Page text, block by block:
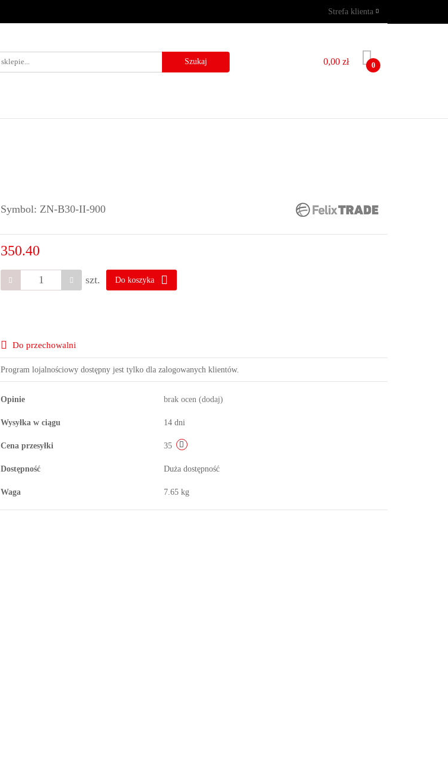
Strefa klienta
Zarejestruj się
Dodaj zgłoszenie
0,00 zł 0
Symbol: ZN-B30-II-900
350.40
szt. Do koszyka
Do przechowalni
Program lojalnościowy dostępny jest tylko dla zalogowanych klientów.
Opinie brak ocen (dodaj)
Wysyłka w ciągu 14 dni
Cena przesyłki 35
Dostępność Duża dostępność
Waga 7.65 kg